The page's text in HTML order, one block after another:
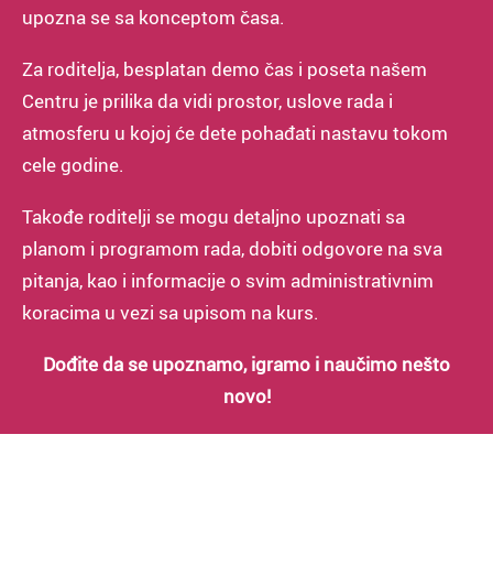
upozna se sa konceptom časa.
Za roditelja, besplatan demo čas i poseta našem
Centru je prilika da vidi prostor, uslove rada i
atmosferu u kojoj će dete pohađati nastavu tokom
cele godine.
Takođe roditelji se mogu detaljno upoznati sa
planom i programom rada, dobiti odgovore na sva
pitanja, kao i informacije o svim administrativnim
koracima u vezi sa upisom na kurs.
Dođite da se upoznamo, igramo i naučimo nešto
novo!